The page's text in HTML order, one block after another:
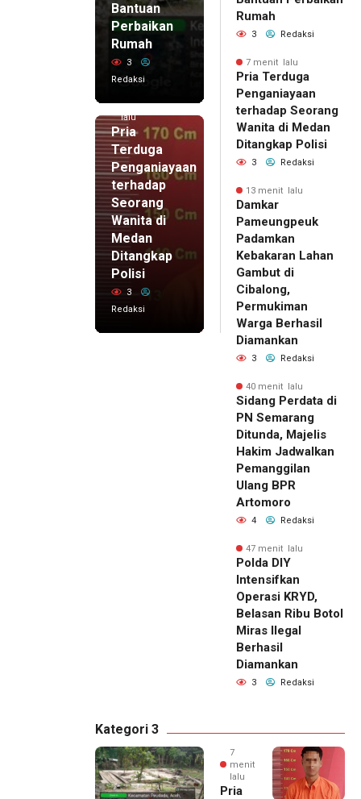
Bantuan
Perbaikan
Rumah
3
Redaksi
7 menit
lalu
Pria
Terduga
Penganiayaan
terhadap
Seorang
Wanita di
Medan
Ditangkap
Polisi
3
Redaksi
Rumah
3 Redaksi
7 menit lalu
Pria Terduga
Penganiayaan
terhadap Seorang
Wanita di Medan
Ditangkap Polisi
3 Redaksi
13 menit lalu
Damkar
Pameungpeuk
Padamkan
Kebakaran Lahan
Gambut di
Cibalong,
Permukiman
Warga Berhasil
Diamankan
3 Redaksi
40 menit lalu
Sidang Perdata di
PN Semarang
Ditunda, Majelis
Hakim Jadwalkan
Pemanggilan
Ulang BPR
Artomoro
4 Redaksi
47 menit lalu
Polda DIY
Intensifkan
Operasi KRYD,
Belasan Ribu Botol
Miras Ilegal
Berhasil
Diamankan
3 Redaksi
Kategori 3
7
menit
lalu
Pria